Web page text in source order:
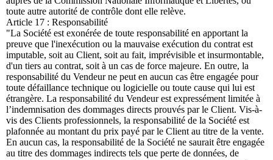
toute autre autorité de contrôle dont elle relève.
Article 17 : Responsabilité
"La Société est exonérée de toute responsabilité en apportant la
preuve que l'inexécution ou la mauvaise exécution du contrat est
imputable, soit au Client, soit au fait, imprévisible et insurmontable,
d'un tiers au contrat, soit à un cas de force majeure. En outre, la
responsabilité du Vendeur ne peut en aucun cas être engagée pour
toute défaillance technique ou logicielle ou toute cause qui lui est
étrangère. La responsabilité du Vendeur est expressément limitée à
l’indemnisation des dommages directs prouvés par le Client. Vis-à-
vis des Clients professionnels, la responsabilité de la Société est
plafonnée au montant du prix payé par le Client au titre de la vente.
En aucun cas, la responsabilité de la Société ne saurait être engagée
au titre des dommages indirects tels que perte de données, de